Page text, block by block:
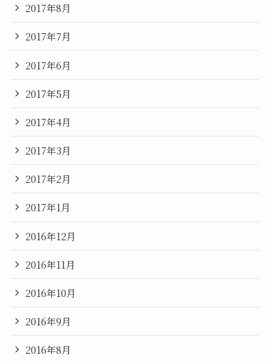
2017年8月
2017年7月
2017年6月
2017年5月
2017年4月
2017年3月
2017年2月
2017年1月
2016年12月
2016年11月
2016年10月
2016年9月
2016年8月